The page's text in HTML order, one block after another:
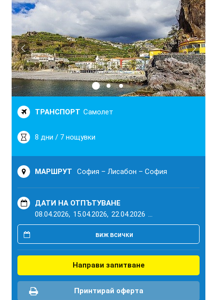
ТРАНСПОРТ Самолет
8 дни / 7 нощувки
МАРШРУТ София – Лисабон – София
ДАТИ НА ОТПЪТУВАНЕ
08.04.2026, 15.04.2026, 22.04.2026 ...
виж всички
Направи запитване
Принтирай оферта